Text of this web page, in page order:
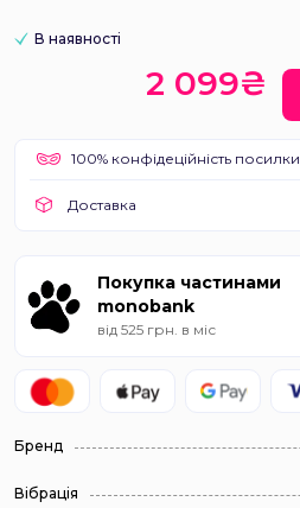
В наявності
2 099₴
100% конфідеційність посилки
Доставка
Покупка частинами
monobank
від 525 грн. в міс
Бренд
Вібрація